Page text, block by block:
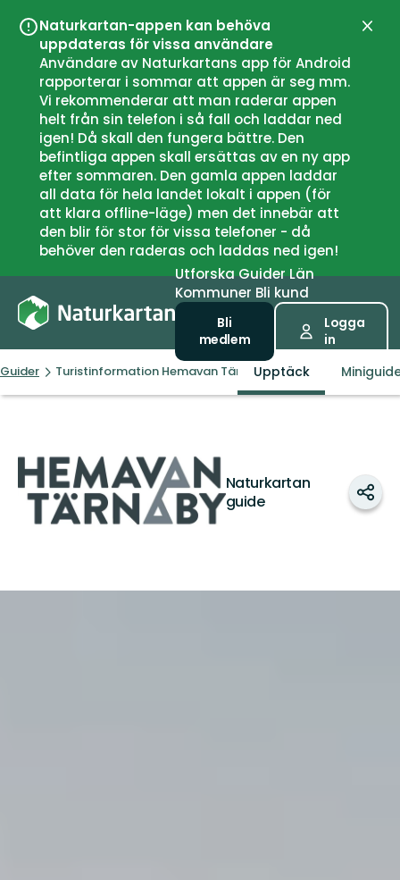
Naturkartan-appen kan behöva
uppdateras för vissa användare
Användare av Naturkartans app för Android
rapporterar i sommar att appen är seg mm.
Vi rekommenderar att man raderar appen
helt från sin telefon i så fall och laddar ned
igen! Då skall den fungera bättre. Den
befintliga appen skall ersättas av en ny app
efter sommaren. Den gamla appen laddar
all data för hela landet lokalt i appen (för
att klara offline-läge) men det innebär att
den blir för stor för vissa telefoner - då
behöver den raderas och laddas ned igen!
UtforskaGuiderLän
Kommuner Bli kund
Bli
medlem
Logga
in
Guider Turistinformation Hemavan TärnabyUpptäck
Naturkartan
guide
Dela